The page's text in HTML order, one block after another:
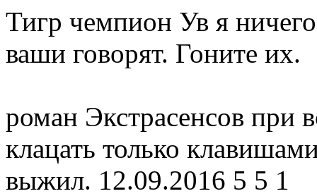
Тигр чемпион Ув я
ваши говорят. Гоните их.
роман Экстрасенсов при
клацать только
выжил. 12.09.2016 5 5 1